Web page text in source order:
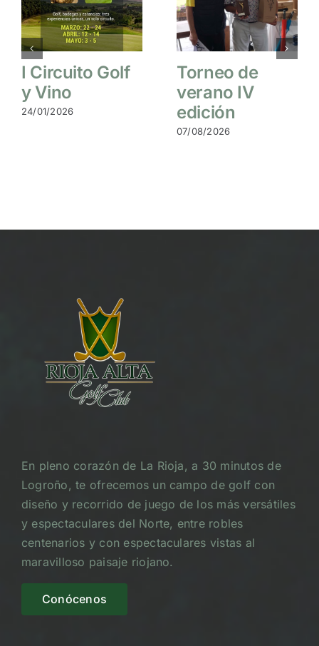
I Circuito Golf
y Vino
24/01/2026
Torneo de
verano IV
edición
07/08/2026
En pleno corazón de La Rioja, a 30 minutos de
Logroño, te ofrecemos un campo de golf con
diseño y recorrido de juego de los más versátiles
y espectaculares del Norte, entre robles
centenarios y con espectaculares vistas al
maravilloso paisaje riojano.
Conócenos